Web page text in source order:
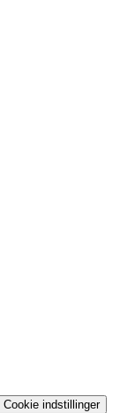
Cookie indstillinger